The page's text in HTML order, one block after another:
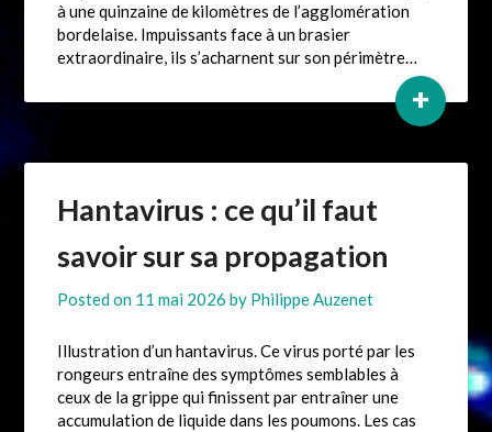
à une quinzaine de kilomètres de l’agglomération
bordelaise. Impuissants face à un brasier
extraordinaire, ils s’acharnent sur son périmètre…
+
Hantavirus : ce qu’il faut
savoir sur sa propagation
Posted on 11 mai 2026 by Philippe Auzenet
Illustration d’un hantavirus. Ce virus porté par les
rongeurs entraîne des symptômes semblables à
ceux de la grippe qui finissent par entraîner une
accumulation de liquide dans les poumons. Les cas